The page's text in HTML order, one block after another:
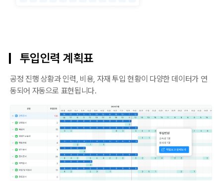
투입인력 계획표
공정 진행 상황과 인력, 비용, 자재 투입 현황이 다양한 데이터가 연
동되어 자동으로 표현됩니다.